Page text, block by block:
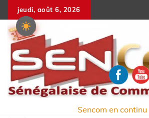
to
content
jeudi, août 6, 2026
Sencom en continu